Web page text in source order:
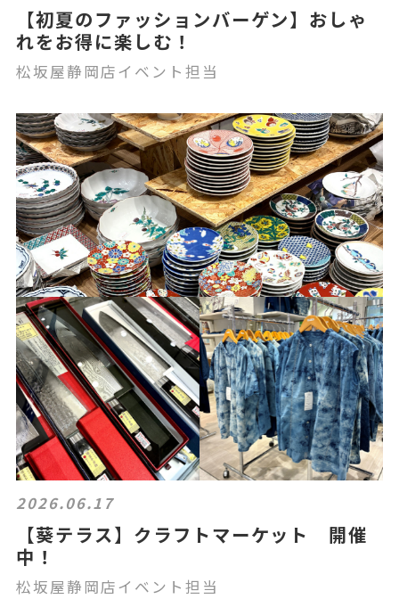
【初夏のファッションバーゲン】おしゃ
れをお得に楽しむ！
松坂屋静岡店イベント担当
2026.06.17
【葵テラス】クラフトマーケット 開催
中！
松坂屋静岡店イベント担当